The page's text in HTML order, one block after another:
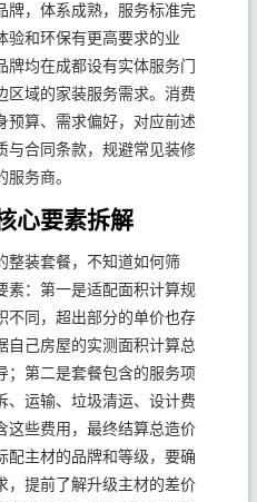
牌，体系成熟，服务标准完
验和环保有更高要求的业
牌均在成都设有实体服务门
区域的家装服务需求。消费
预算、需求偏好，对应前述
与合同条款，规避常见装修
务商。
心要素拆解
整装套餐，不知道如何筛
素：第一是适配面积计算规
不同，超出部分的单价也存
自己房屋的实测面积计算总
；第二是套餐包含的服务项
、运输、垃圾清运、设计费
这些费用，最终结算总造价
配主材的品牌和等级，要确
，提前了解升级主材的差价